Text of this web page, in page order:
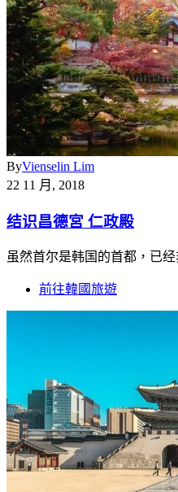
ByVienselin Lim
22 11 月, 2018
结识昌德宮 仁政殿
虽然首尔是韩国的首都，已
前往韓國旅遊